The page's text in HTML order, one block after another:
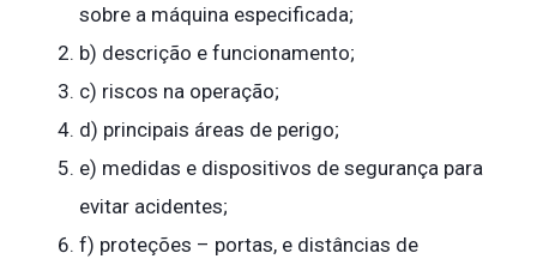
sobre a máquina especificada;
b) descrição e funcionamento;
c) riscos na operação;
d) principais áreas de perigo;
e) medidas e dispositivos de segurança para
evitar acidentes;
f) proteções – portas, e distâncias de